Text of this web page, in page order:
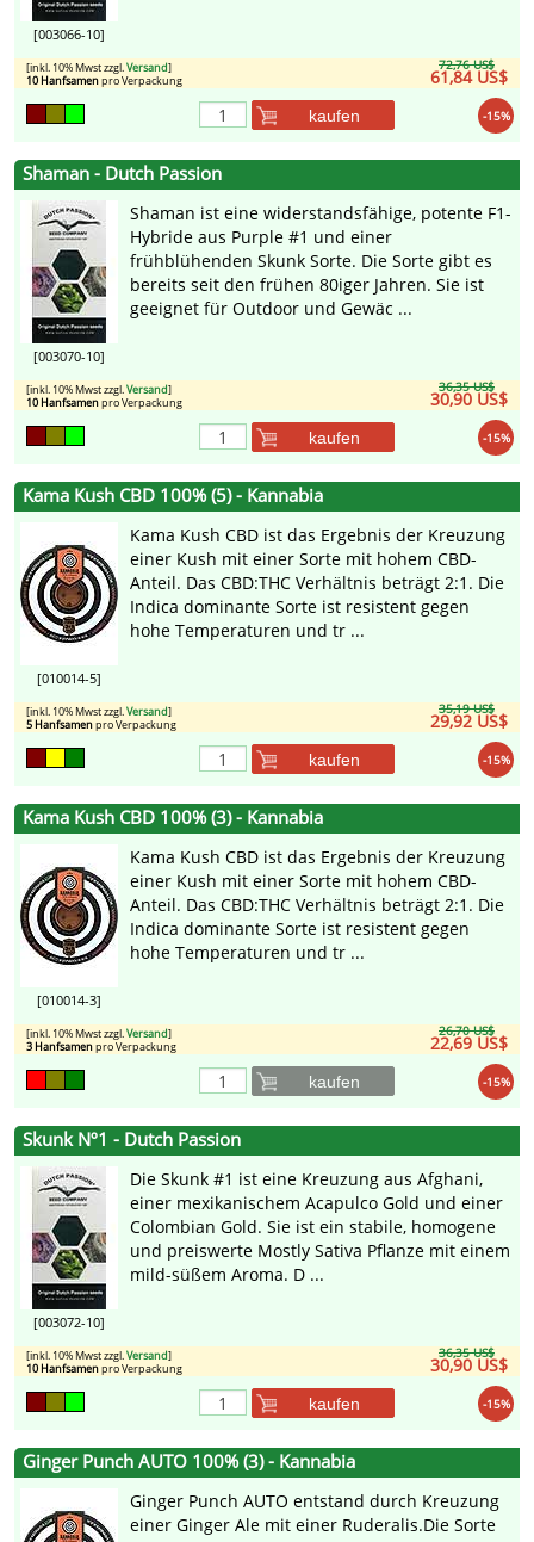
[003066-10]
72,76 US$
61,84 US$
[inkl. 10% Mwst zzgl.Versand]
10 Hanfsamenpro Verpackung
-15%
kaufen
Shaman - Dutch Passion
[003070-10]
Shaman ist eine widerstandsfähige, potente F1-
Hybride aus Purple #1 und einer
frühblühenden Skunk Sorte. Die Sorte gibt es
bereits seit den frühen 80iger Jahren. Sie ist
geeignet für Outdoor und Gewäc ...
36,35 US$
30,90 US$
[inkl. 10% Mwst zzgl.Versand]
10 Hanfsamenpro Verpackung
-15%
kaufen
Kama Kush CBD 100% (5) - Kannabia
[010014-5]
Kama Kush CBD ist das Ergebnis der Kreuzung
einer Kush mit einer Sorte mit hohem CBD-
Anteil. Das CBD:THC Verhältnis beträgt 2:1. Die
Indica dominante Sorte ist resistent gegen
hohe Temperaturen und tr ...
35,19 US$
29,92 US$
[inkl. 10% Mwst zzgl.Versand]
5 Hanfsamenpro Verpackung
-15%
kaufen
Kama Kush CBD 100% (3) - Kannabia
[010014-3]
Kama Kush CBD ist das Ergebnis der Kreuzung
einer Kush mit einer Sorte mit hohem CBD-
Anteil. Das CBD:THC Verhältnis beträgt 2:1. Die
Indica dominante Sorte ist resistent gegen
hohe Temperaturen und tr ...
26,70 US$
22,69 US$
[inkl. 10% Mwst zzgl.Versand]
3 Hanfsamenpro Verpackung
-15%
kaufen
Skunk Nº1 - Dutch Passion
[003072-10]
Die Skunk #1 ist eine Kreuzung aus Afghani,
einer mexikanischem Acapulco Gold und einer
Colombian Gold. Sie ist ein stabile, homogene
und preiswerte Mostly Sativa Pflanze mit einem
mild-süßem Aroma. D ...
36,35 US$
30,90 US$
[inkl. 10% Mwst zzgl.Versand]
10 Hanfsamenpro Verpackung
-15%
kaufen
Ginger Punch AUTO 100% (3) - Kannabia
Ginger Punch AUTO entstand durch Kreuzung
einer Ginger Ale mit einer Ruderalis.Die Sorte